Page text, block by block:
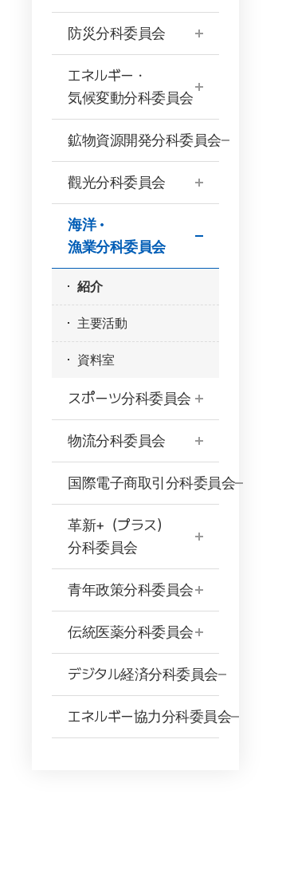
防災分科委員会
エネルギー・
気候変動分科委員会
鉱物資源開発分科委員会
觀光分科委員会
海洋・
漁業分科委員会
紹介
主要活動
資料室
スポーツ分科委員会
物流分科委員会
国際電子商取引分科委員会
革新+（プラス）
分科委員会
青年政策分科委員会
伝統医薬分科委員会
デジタル経済分科委員会
エネルギー協力分科委員会